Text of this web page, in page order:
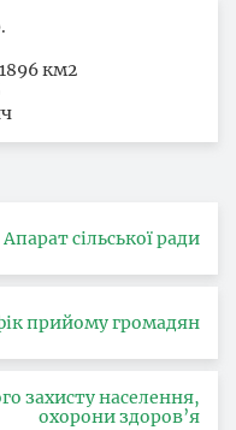
км2
Апарат сільської ради
прийому громадян
захисту населення,
охорони здоров’я